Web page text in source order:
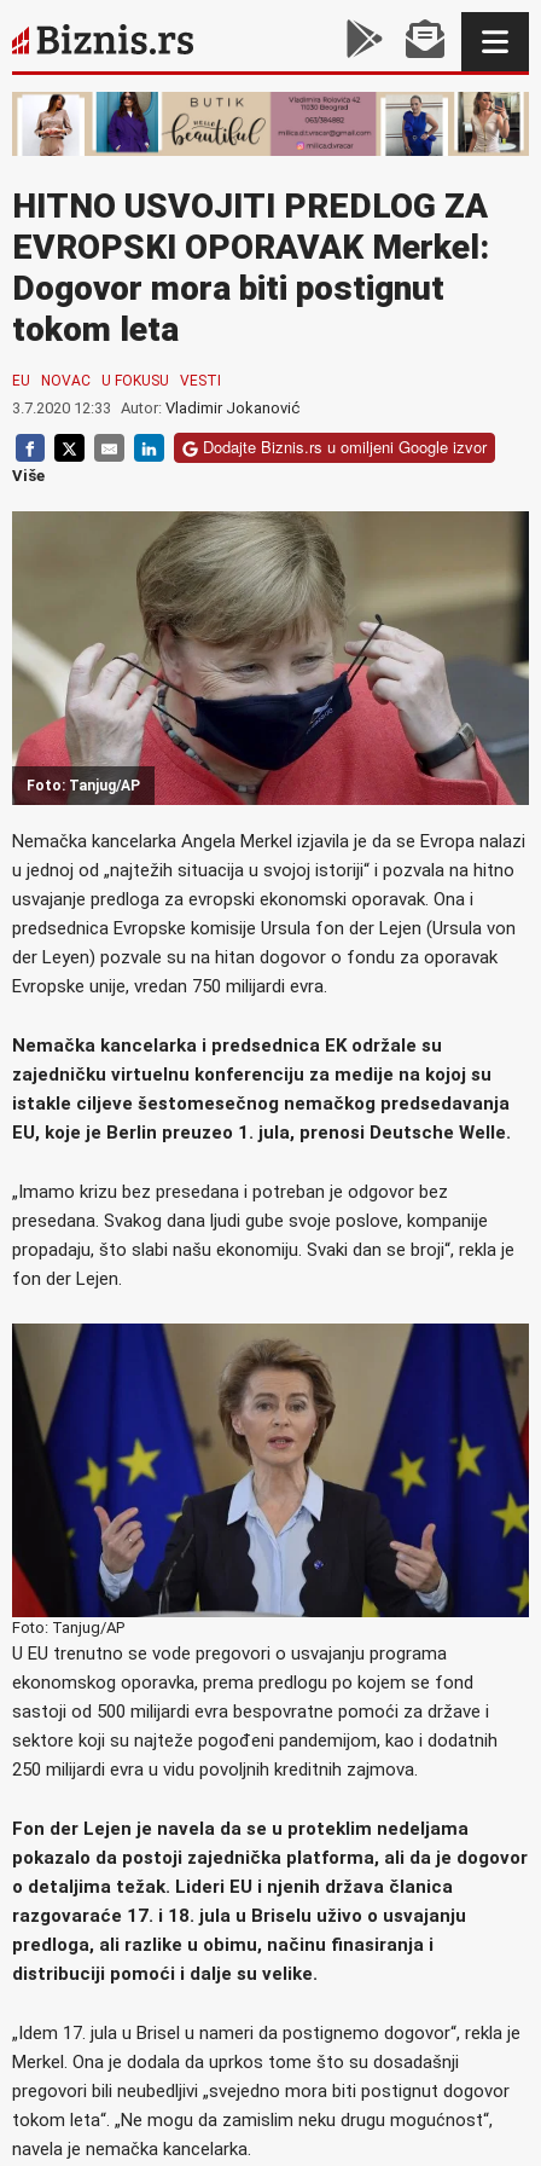
HITNO USVOJITI PREDLOG ZA
EVROPSKI OPORAVAK Merkel:
Dogovor mora biti postignut
tokom leta
EU NOVAC U FOKUSU VESTI
3.7.2020 12:33 Autor: Vladimir Jokanović
Dodajte Biznis.rs u omiljeni Google izvor
Više
Foto: Tanjug/AP
Nemačka kancelarka Angela Merkel izjavila je da se Evropa nalazi
u jednoj od „najtežih situacija u svojoj istoriji“ i pozvala na hitno
usvajanje predloga za evropski ekonomski oporavak. Ona i
predsednica Evropske komisije Ursula fon der Lejen (Ursula von
der Leyen) pozvale su na hitan dogovor o fondu za oporavak
Evropske unije, vredan 750 milijardi evra.
Nemačka kancelarka i predsednica EK održale su
zajedničku virtuelnu konferenciju za medije na kojoj su
istakle ciljeve šestomesečnog nemačkog predsedavanja
EU, koje je Berlin preuzeo 1. jula, prenosi Deutsche Welle.
„Imamo krizu bez presedana i potreban je odgovor bez
presedana. Svakog dana ljudi gube svoje poslove, kompanije
propadaju, što slabi našu ekonomiju. Svaki dan se broji“, rekla je
fon der Lejen.
Foto: Tanjug/AP
U EU trenutno se vode pregovori o usvajanju programa
ekonomskog oporavka, prema predlogu po kojem se fond
sastoji od 500 milijardi evra bespovratne pomoći za države i
sektore koji su najteže pogođeni pandemijom, kao i dodatnih
250 milijardi evra u vidu povoljnih kreditnih zajmova.
Fon der Lejen je navela da se u proteklim nedeljama
pokazalo da postoji zajednička platforma, ali da je dogovor
o detaljima težak. Lideri EU i njenih država članica
razgovaraće 17. i 18. jula u Briselu uživo o usvajanju
predloga, ali razlike u obimu, načinu finasiranja i
distribuciji pomoći i dalje su velike.
„Idem 17. jula u Brisel u nameri da postignemo dogovor“, rekla je
Merkel. Ona je dodala da uprkos tome što su dosadašnji
pregovori bili neubedljivi „svejedno mora biti postignut dogovor
tokom leta“. „Ne mogu da zamislim neku drugu mogućnost“,
navela je nemačka kancelarka.